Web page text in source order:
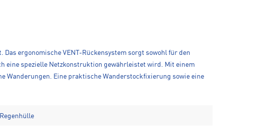
ergonomische VENT-Rückensystem sorgt sowohl für den
eine spezielle Netzkonstruktion gewährleistet wird. Mit einem
Wanderungen. Eine praktische Wanderstockfixierung sowie eine